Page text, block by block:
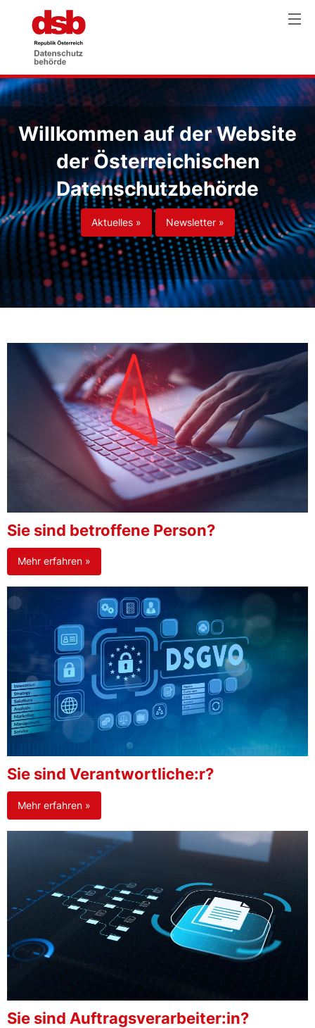
Willkommen auf der Website
der Österreichischen
Datenschutzbehörde
Aktuelles » Newsletter »
Sie sind betroffene Person?
Mehr erfahren »
Sie sind Verantwortliche:r?
Mehr erfahren »
Sie sind Auftragsverarbeiter:in?